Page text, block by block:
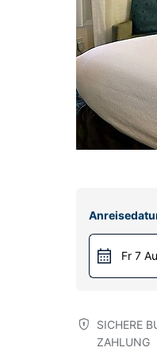
Fr 7
SICHERE
ZAHLUNG